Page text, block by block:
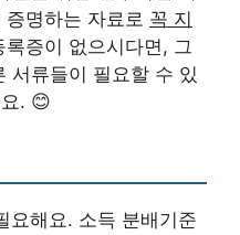
명하는 자료로 꼭 지
록증이 없으시다면, 그
서류들이 필요할 수 있
. 😊
요해요. 소득 분배기준